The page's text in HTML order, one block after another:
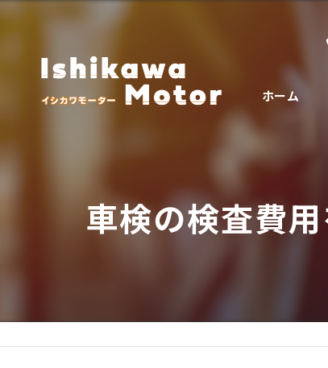
ホーム
車検の検査費